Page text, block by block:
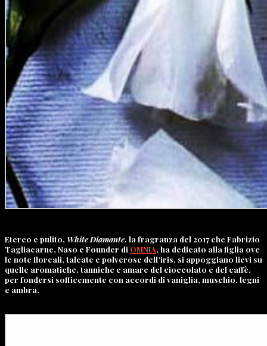
Etereo e pulito, White Diamante, la fragranza del 2017 che Fabrizio
Tagliacarne, Naso e Founder di OMNIA, ha dedicato alla figlia ove
le note floreali, talcate e polverose dell’iris, si appoggiano lievi su
quelle aromatiche, tanniche e amare del cioccolato e del caffè,
per fondersi sofficemente con accordi di vaniglia, muschio, legni
e ambra.